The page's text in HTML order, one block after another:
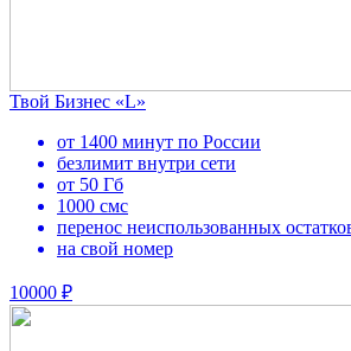
Твой Бизнес «L»
от 1400 минут по России
безлимит внутри сети
от 50 Гб
1000 смс
перенос неиспользованных
на свой номер
10000 ₽